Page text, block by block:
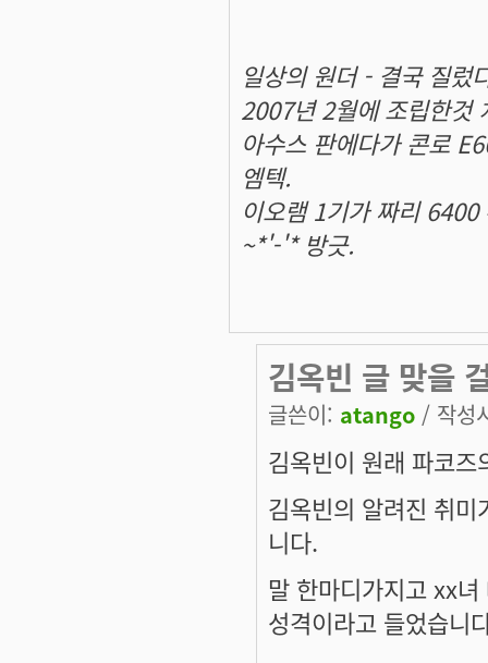
일상의 원더 - 결국 질렀
2007년 2월에 조립한것
아수스 판에다가 콘로
엠텍.
이오램 1기가 짜리
~*'-'* 방긋.
김옥빈 글 맞을
글쓴이: atango / 작성
김옥빈이 원래 파코
김옥빈의 알려진 취
니다.
말 한마디가지고 xx
성격이라고 들었습니